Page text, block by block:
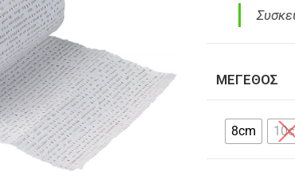
ΜΈΓΕΘΟΣ
8cm